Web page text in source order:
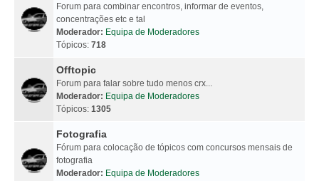
Forum para combinar encontros, informar de eventos,
concentrações etc e tal
Moderador: Equipa de Moderadores
Tópicos: 718
Offtopic
Forum para falar sobre tudo menos crx...
Moderador: Equipa de Moderadores
Tópicos: 1305
Fotografia
Fórum para colocação de tópicos com concursos mensais de
fotografia
Moderador: Equipa de Moderadores